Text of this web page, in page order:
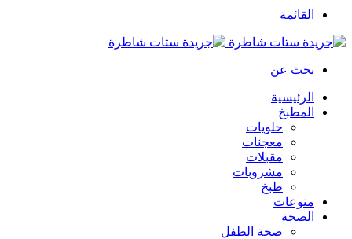
القائمة
بحث عن
الرئيسية
المطبخ
حلويات
معجنات
مقبلات
مشروبات
طبخ
منوعات
الصحة
صحة الطفل